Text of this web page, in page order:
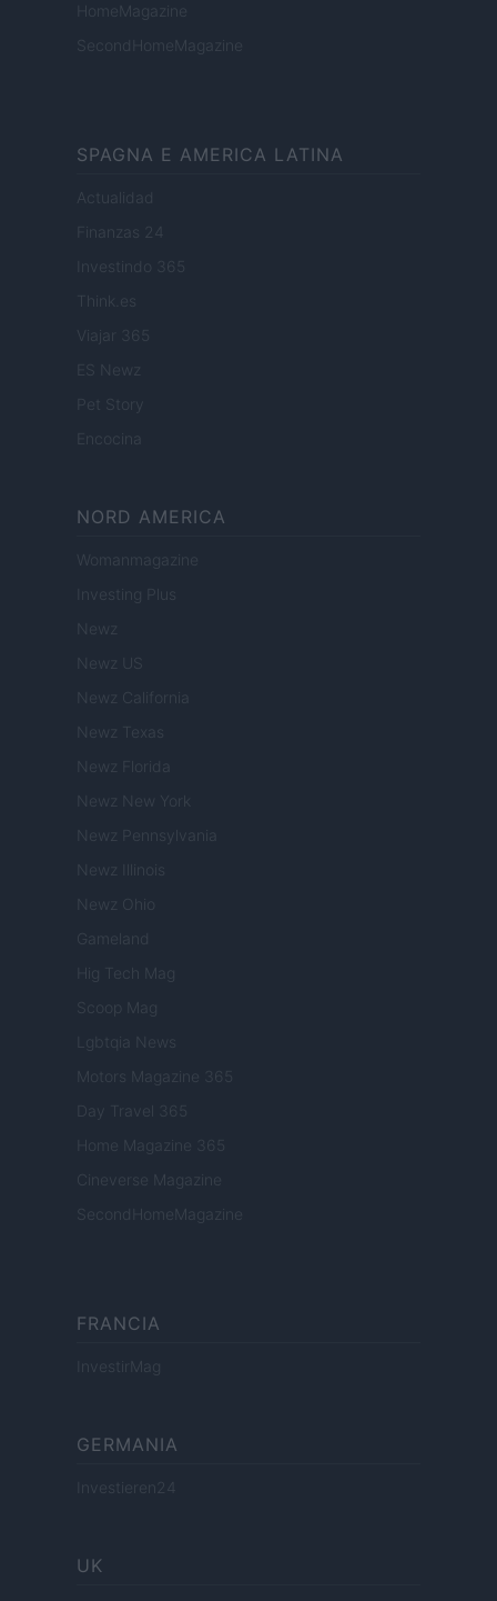
HomeMagazine
SecondHomeMagazine
SPAGNA E AMERICA LATINA
Actualidad
Finanzas 24
Investindo 365
Think.es
Viajar 365
ES Newz
Encocina
NORD AMERICA
Womanmagazine
Investing Plus
Newz
Newz US
Newz California
Newz Texas
Newz Florida
Newz New York
Newz Pennsylvania
Newz Illinois
Newz Ohio
Gameland
Hig Tech Mag
Scoop Mag
Lgbtqia News
Motors Magazine 365
Day Travel 365
Home Magazine 365
Cineverse Magazine
SecondHomeMagazine
FRANCIA
InvestirMag
GERMANIA
Investieren24
UK